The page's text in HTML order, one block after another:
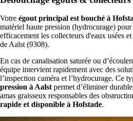
Votre égout principal est bouché à
matériel haute pression (hydrocurage)
efficacement les collecteurs d'eaux usées
de Aalst (9308).
En cas de canalisation saturée ou
équipe intervient rapidement avec des
l’inspection caméra et l’hydrocurage. Ce
pression à Aalst permet d’éliminer
amas graisseux responsables des
rapide et disponible à Hofstade.